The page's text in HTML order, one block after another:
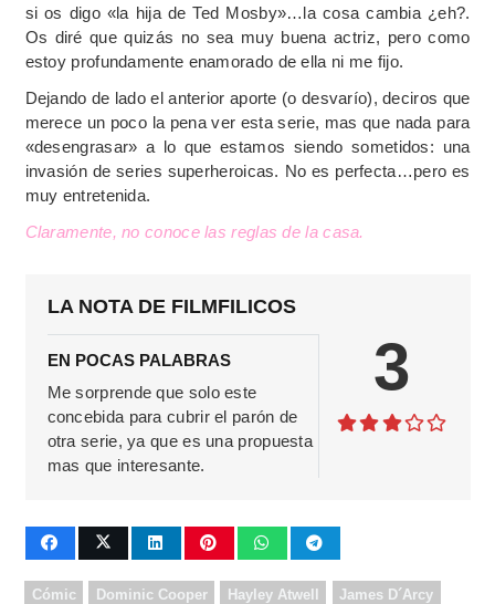
si os digo «la hija de Ted Mosby»…la cosa cambia ¿eh?.
Os diré que quizás no sea muy buena actriz, pero como
estoy profundamente enamorado de ella ni me fijo.
Dejando de lado el anterior aporte (o desvarío), deciros que
merece un poco la pena ver esta serie, mas que nada para
«desengrasar» a lo que estamos siendo sometidos: una
invasión de series superheroicas. No es perfecta…pero es
muy entretenida.
Claramente, no conoce las reglas de la casa.
LA NOTA DE FILMFILICOS
EN POCAS PALABRAS
Me sorprende que solo este
concebida para cubrir el parón de
otra serie, ya que es una propuesta
mas que interesante.
3
Cómic Dominic Cooper Hayley Atwell James D´Arcy